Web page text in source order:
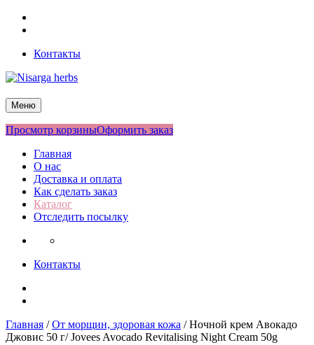
Перейти
Контакты
Nisarga herbs
Меню
Просмотр корзиныОформить заказ
Главная
О нас
Доставка и оплата
Как сделать заказ
Каталог
Отследить посылку
Контакты
Главная /От морщин, здоровая кожа / Ночной крем Авокадо
Джовис 50 г/ Jovees Avocado Revitalising Night Cream 50g